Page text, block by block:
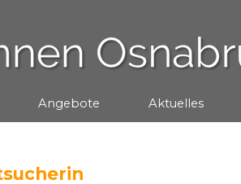
Menü überspringen
▼
Angebote ▼
Aktuelles